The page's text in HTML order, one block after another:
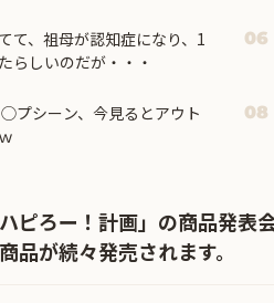
て、祖母が認知症になり、1
らしいのだが・・・
06
◯プシーン、今見るとアウト
08
ピろー！計画」の商品発
が続々発売されます。